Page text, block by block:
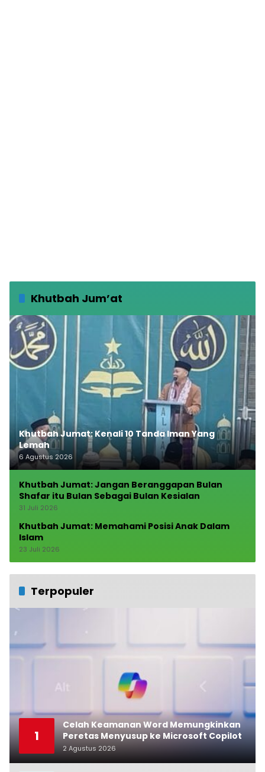
Khutbah Jum’at
Khutbah Jumat: Kenali 10 Tanda Iman Yang
Lemah
6 Agustus 2026
Khutbah Jumat: Jangan Beranggapan Bulan
Shafar itu Bulan Sebagai Bulan Kesialan
31 Juli 2026
Khutbah Jumat: Memahami Posisi Anak Dalam
Islam
23 Juli 2026
Terpopuler
1
Celah Keamanan Word Memungkinkan
Peretas Menyusup ke Microsoft Copilot
2 Agustus 2026